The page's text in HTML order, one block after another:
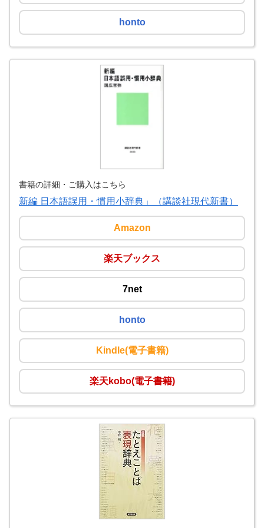
honto
書籍の詳細・ご購入はこちら
新編 日本語誤用・慣用小辞典」（講談社現代新書）
Amazon
楽天ブックス
7net
honto
Kindle(電子書籍)
楽天kobo(電子書籍)